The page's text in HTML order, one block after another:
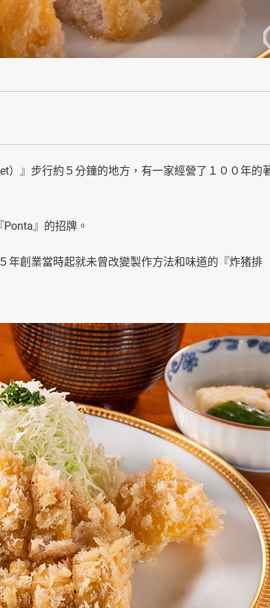
）』步行約５分鐘的地方，有一家經營了１００年的
』的招牌。
年創業當時起就未曾改變製作方法和味道的『炸猪排